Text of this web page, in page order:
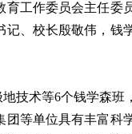
工作委员会主任委
、校长殷敬伟，钱
技术等6个钱学森班
等单位具有丰富科